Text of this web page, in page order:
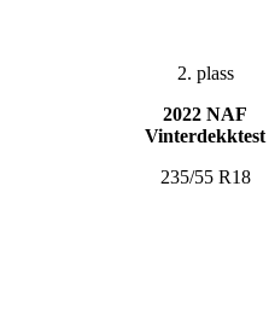
2. plass
2022 NAF
Vinterdekktest
235/55 R18